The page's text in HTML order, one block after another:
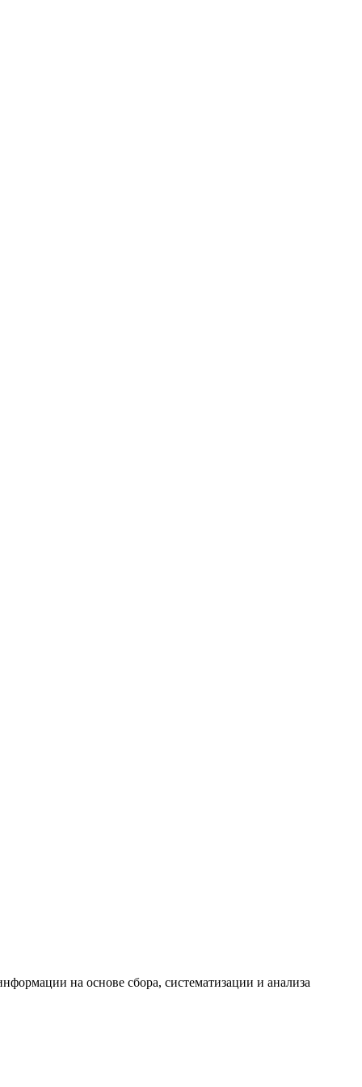
на основе сбора, систематизации и анализа